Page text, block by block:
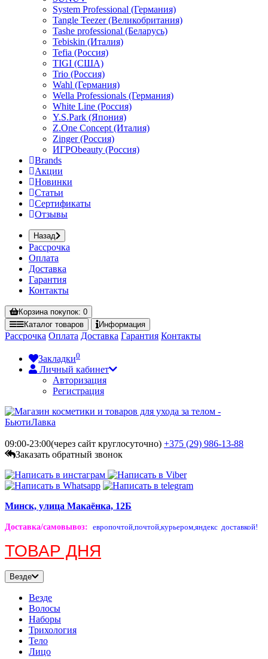
System Professional (Германия)
Tangle Teezer (Великобритания)
Tashe professional (Беларусь)
Tebiskin (Италия)
Tefia (Россия)
TIGI (США)
Trio (Россия)
Wahl (Германия)
Wella Professionals (Германия)
White Line (Россия)
Y.S.Park (Япония)
Z.One Concept (Италия)
Zinger (Россия)
ИГРОbeauty (Россия)
Brands
Акции
Новинки
Статьи
Сертификаты
Отзывы
Назад
Рассрочка
Оплата
Доставка
Гарантия
Контакты
Корзинапокупок: 0
Каталог товаров Информация
Рассрочка Оплата Доставка Гарантия Контакты
Закладки0
Личный кабинет
Авторизация
Регистрация
09:00-23:00(через сайт круглосуточно) +375 (29) 986-13-88
Заказать обратный звонок
Минск, улица Макаёнка, 12Б
Доставка/самовывоз: европочтой,почтой,курьером,яндекс доставкой!
ТОВАР ДНЯ
Везде
Везде
Волосы
Наборы
Трихология
Тело
Лицо